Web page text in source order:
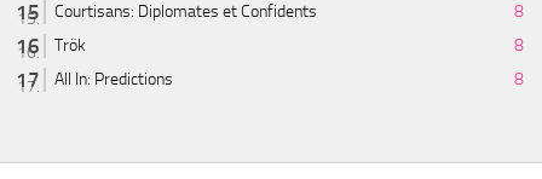
Courtisans: Diplomates et Confidents
8
Trök
8
All In: Predictions
8